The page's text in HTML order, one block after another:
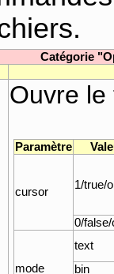
Catégorie
Ouvre
Paramètre
cursor
1/true/
0/false/
mode
text
bin